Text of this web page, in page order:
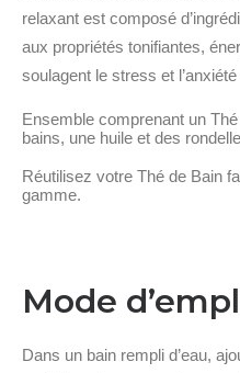
relaxant est composé
aux propriétés tonifiantes,
soulagent le stress et
Ensemble comprenant un
bains, une huile et des
Réutilisez votre Thé de Bain
gamme.
Mode
Dans un bain rempli d’eau,